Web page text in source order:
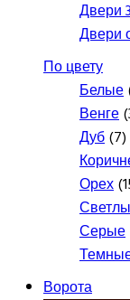
Двери
Двери
По цвету
Белые
Венге
Дуб
Орех
Серые
Ворота